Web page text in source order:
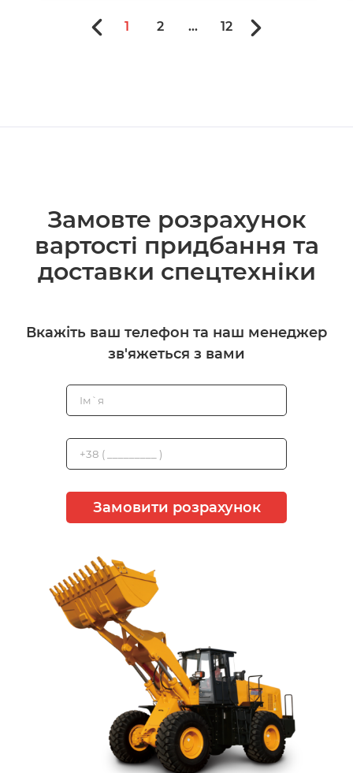
1 2 ... 12
Замовте розрахунок
вартості придбання та
доставки спецтехніки
Вкажіть ваш телефон та наш менеджер
зв'яжеться з вами
Замовити розрахунок